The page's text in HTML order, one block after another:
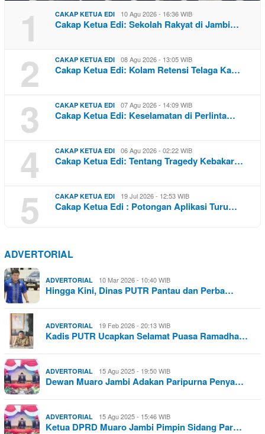
1 CAKAP KETUA EDI 10 Agu 2026 - 16:36 WIB
Cakap Ketua Edi: Sekolah Rakyat di Jambi…
2 CAKAP KETUA EDI 08 Agu 2026 - 13:05 WIB
Cakap Ketua Edi: Kolam Retensi Telaga Ka…
3 CAKAP KETUA EDI 07 Agu 2026 - 14:09 WIB
Cakap Ketua Edi: Keselamatan di Perlinta…
4 CAKAP KETUA EDI 06 Agu 2026 - 02:22 WIB
Cakap Ketua Edi: Tentang Tragedy Kebakar…
5 CAKAP KETUA EDI 19 Jul 2026 - 12:53 WIB
Cakap Ketua Edi : Potongan Aplikasi Turu…
ADVERTORIAL
ADVERTORIAL 10 Mar 2026 - 10:40 WIB
Hingga Kini, Dinas PUTR Pantau dan Perba…
ADVERTORIAL 19 Feb 2026 - 20:13 WIB
Kadis PUTR Ucapkan Selamat Puasa Ramadha…
ADVERTORIAL 15 Agu 2025 - 19:50 WIB
Dewan Muaro Jambi Adakan Paripurna Penya…
ADVERTORIAL 15 Agu 2025 - 15:46 WIB
Ketua DPRD Muaro Jambi Pimpin Sidang Par…